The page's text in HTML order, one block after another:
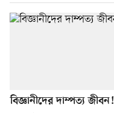
বিজ্ঞানীদের দাম্পত্য জীবন!